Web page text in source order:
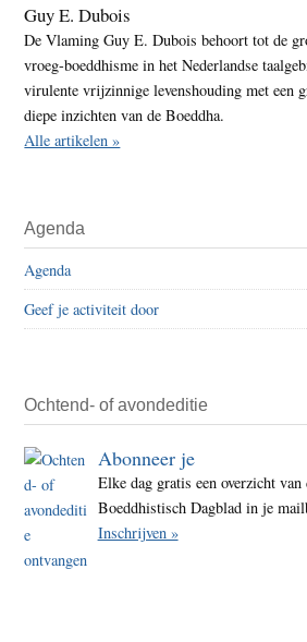
Guy E. Dubois
De Vlaming Guy E. Dubois behoort tot de
vroeg-boeddhisme in het Nederlandse
virulente vrijzinnige levenshouding met een
diepe inzichten van de Boeddha.
Alle artikelen »
Agenda
Agenda
Geef je activiteit door
Ochtend- of avondeditie
Abonneer je
Elke dag gratis een overzicht
Boeddhistisch Dagblad in je
Inschrijven »